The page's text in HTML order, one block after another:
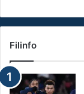
Filinfo